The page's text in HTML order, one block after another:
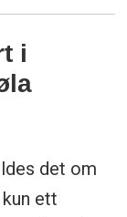
i
det om
ett